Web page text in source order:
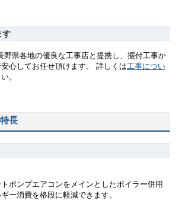
す
野県各地の優良な工事店と提携し、据付工事か
心してお任せ頂けます。 詳しくは工事につい
。
長
ポンプエアコンをメインとしたボイラー併用
ー消費を格段に軽減できます。